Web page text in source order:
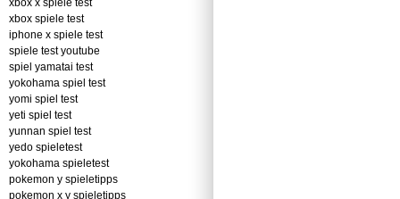
xbox x spiele test
xbox spiele test
iphone x spiele test
spiele test youtube
spiel yamatai test
yokohama spiel test
yomi spiel test
yeti spiel test
yunnan spiel test
yedo spieletest
yokohama spieletest
pokemon y spieletipps
pokemon x y spieletipps